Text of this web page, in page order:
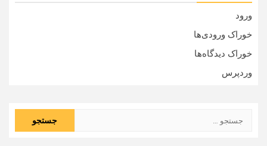
ورود
خوراک ورودی‌ها
خوراک دیدگاه‌ها
وردپرس